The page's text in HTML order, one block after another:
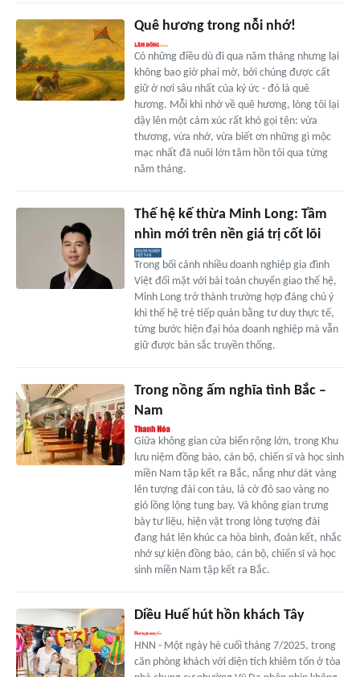
Quê hương trong nỗi nhớ!
Có những điều dù đi qua năm tháng nhưng lại
không bao giờ phai mờ, bởi chúng được cất
giữ ở nơi sâu nhất của ký ức - đó là quê
hương. Mỗi khi nhớ về quê hương, lòng tôi lại
dậy lên một cảm xúc rất khó gọi tên: vừa
thương, vừa nhớ, vừa biết ơn những gì mộc
mạc nhất đã nuôi lớn tâm hồn tôi qua từng
năm tháng.
Thế hệ kế thừa Minh Long: Tầm
nhìn mới trên nền giá trị cốt lõi
Trong bối cảnh nhiều doanh nghiệp gia đình
Việt đối mặt với bài toán chuyển giao thế hệ,
Minh Long trở thành trường hợp đáng chú ý
khi thế hệ trẻ tiếp quản bằng tư duy thực tế,
từng bước hiện đại hóa doanh nghiệp mà vẫn
giữ được bản sắc truyền thống.
Trong nồng ấm nghĩa tình Bắc –
Nam
Giữa không gian cửa biển rộng lớn, trong Khu
lưu niệm đồng bào, cán bộ, chiến sĩ và học sinh
miền Nam tập kết ra Bắc, nắng như dát vàng
lên tượng đài con tàu, lá cờ đỏ sao vàng no
gió lồng lộng tung bay. Và không gian trưng
bày tư liệu, hiện vật trong lòng tượng đài
đang hát lên khúc ca hòa bình, đoàn kết, nhắc
nhớ sự kiện đồng bào, cán bộ, chiến sĩ và học
sinh miền Nam tập kết ra Bắc.
Diều Huế hút hồn khách Tây
HNN - Một ngày hè cuối tháng 7/2025, trong
căn phòng khách với diện tích khiêm tốn ở tòa